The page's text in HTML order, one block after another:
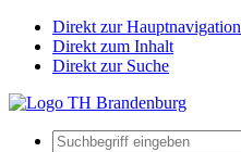
Direkt zur Hauptnavigation
Direkt zum Inhalt
Direkt zur Suche